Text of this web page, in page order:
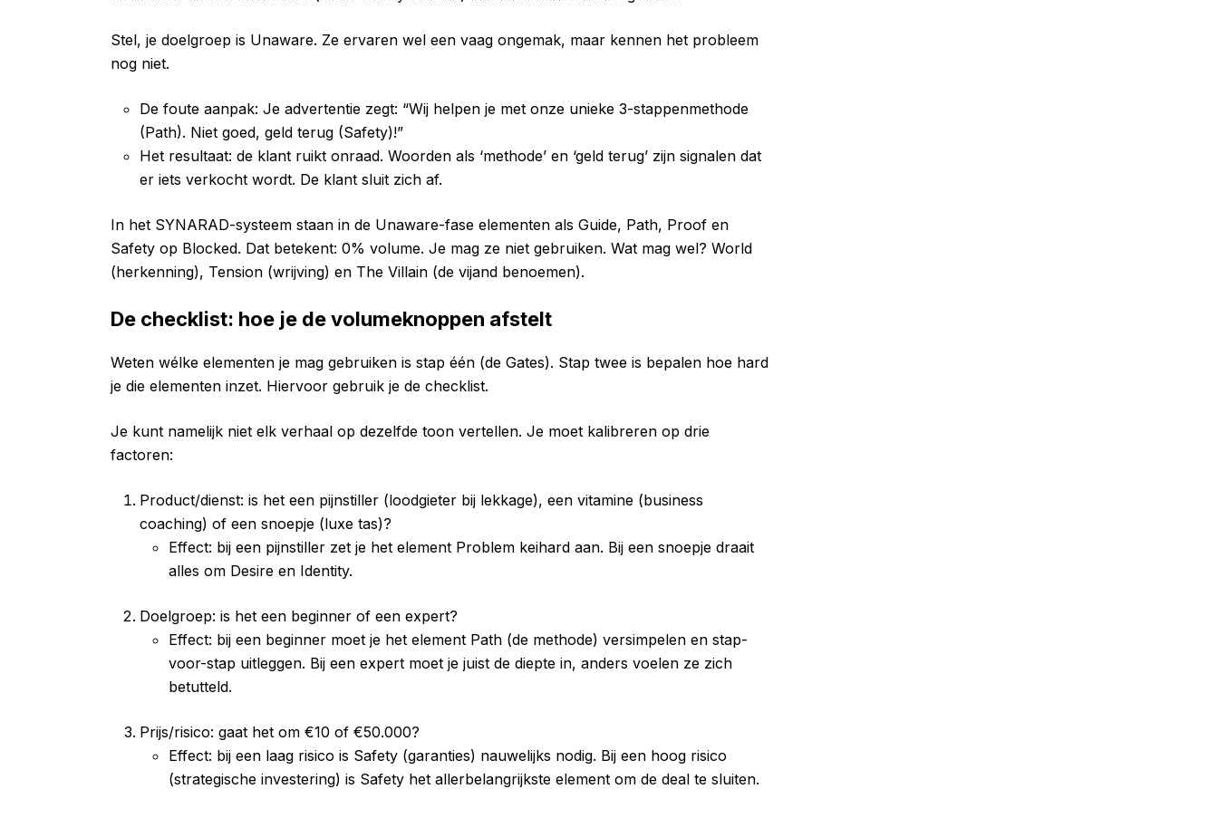
Stel, je doelgroep is Unaware. Ze ervaren wel een vaag ongemak, maar kennen het probleem
nog niet.
De foute aanpak: Je advertentie zegt: “Wij helpen je met onze unieke 3-stappenmethode
(Path). Niet goed, geld terug (Safety)!”
Het resultaat: de klant ruikt onraad. Woorden als ‘methode’ en ‘geld terug’ zijn signalen dat
er iets verkocht wordt. De klant sluit zich af.
In het SYNARAD-systeem staan in de Unaware-fase elementen als Guide, Path, Proof en
Safety op Blocked. Dat betekent: 0% volume. Je mag ze niet gebruiken. Wat mag wel? World
(herkenning), Tension (wrijving) en The Villain (de vijand benoemen).
De checklist: hoe je de volumeknoppen afstelt
Weten wélke elementen je mag gebruiken is stap één (de Gates). Stap twee is bepalen hoe hard
je die elementen inzet. Hiervoor gebruik je de checklist.
Je kunt namelijk niet elk verhaal op dezelfde toon vertellen. Je moet kalibreren op drie
factoren:
Product/dienst: is het een pijnstiller (loodgieter bij lekkage), een vitamine (business
coaching) of een snoepje (luxe tas)?
Effect: bij een pijnstiller zet je het element Problem keihard aan. Bij een snoepje draait
alles om Desire en Identity.
Doelgroep: is het een beginner of een expert?
Effect: bij een beginner moet je het element Path (de methode) versimpelen en stap-
voor-stap uitleggen. Bij een expert moet je juist de diepte in, anders voelen ze zich
betutteld.
Prijs/risico: gaat het om €10 of €50.000?
Effect: bij een laag risico is Safety (garanties) nauwelijks nodig. Bij een hoog risico
(strategische investering) is Safety het allerbelangrijkste element om de deal te sluiten.